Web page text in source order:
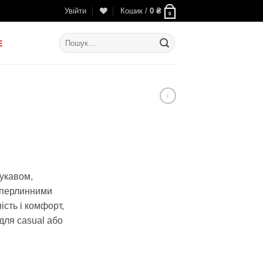
Увійти Кошик / 0 ₴ 0
Шукати:
₴.
і комфорт,
casual або